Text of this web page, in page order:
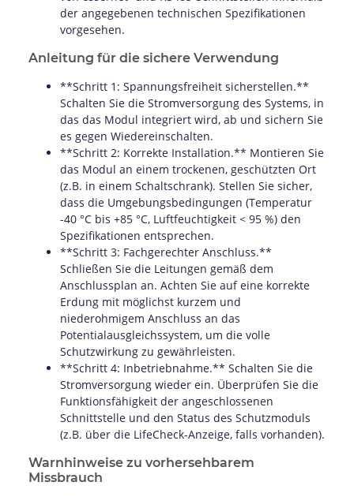
der angegebenen technischen Spezifikationen
vorgesehen.
Anleitung für die sichere Verwendung
**Schritt 1: Spannungsfreiheit sicherstellen.**
Schalten Sie die Stromversorgung des Systems, in
das das Modul integriert wird, ab und sichern Sie
es gegen Wiedereinschalten.
**Schritt 2: Korrekte Installation.** Montieren Sie
das Modul an einem trockenen, geschützten Ort
(z.B. in einem Schaltschrank). Stellen Sie sicher,
dass die Umgebungsbedingungen (Temperatur
-40 °C bis +85 °C, Luftfeuchtigkeit < 95 %) den
Spezifikationen entsprechen.
**Schritt 3: Fachgerechter Anschluss.**
Schließen Sie die Leitungen gemäß dem
Anschlussplan an. Achten Sie auf eine korrekte
Erdung mit möglichst kurzem und
niederohmigem Anschluss an das
Potentialausgleichssystem, um die volle
Schutzwirkung zu gewährleisten.
**Schritt 4: Inbetriebnahme.** Schalten Sie die
Stromversorgung wieder ein. Überprüfen Sie die
Funktionsfähigkeit der angeschlossenen
Schnittstelle und den Status des Schutzmoduls
(z.B. über die LifeCheck-Anzeige, falls vorhanden).
Warnhinweise zu vorhersehbarem
Missbrauch